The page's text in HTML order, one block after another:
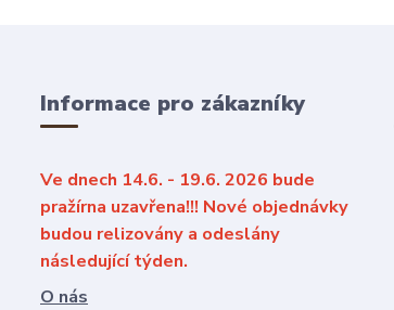
Informace pro zákazníky
Ve dnech 14.6. - 19.6. 2026 bude
pražírna uzavřena!!! Nové objednávky
budou relizovány a odeslány
následující týden.
O nás